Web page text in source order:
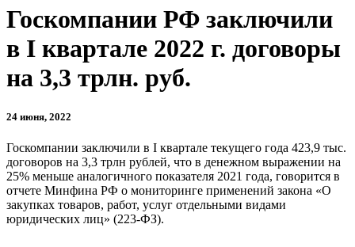
Госкомпании РФ заключили
в I квартале 2022 г. договоры
на 3,3 трлн. руб.
24 июня, 2022
Госкомпании заключили в I квартале текущего года 423,9 тыс.
договоров на 3,3 трлн рублей, что в денежном выражении на
25% меньше аналогичного показателя 2021 года, говорится в
отчете Минфина РФ о мониторинге применений закона «О
закупках товаров, работ, услуг отдельными видами
юридических лиц» (223-ФЗ).